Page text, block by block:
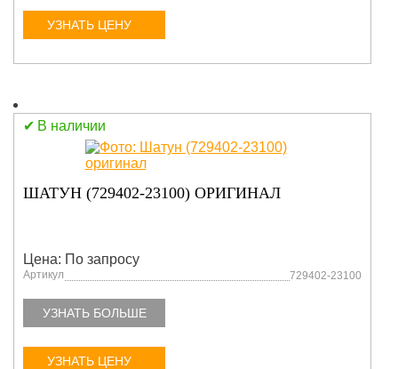
УЗНАТЬ ЦЕНУ
В наличии
ШАТУН (729402-23100) ОРИГИНАЛ
Цена: По запросу
Артикул 729402-23100
УЗНАТЬ БОЛЬШЕ
УЗНАТЬ ЦЕНУ